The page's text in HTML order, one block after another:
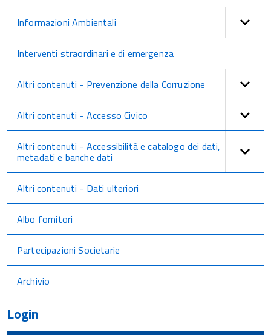
Informazioni Ambientali
Interventi straordinari e di emergenza
Altri contenuti - Prevenzione della Corruzione
Altri contenuti - Accesso Civico
Altri contenuti - Accessibilità e catalogo dei dati,
metadati e banche dati
Altri contenuti - Dati ulteriori
Albo fornitori
Partecipazioni Societarie
Archivio
Login